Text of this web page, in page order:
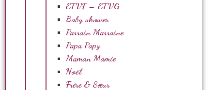
ETVF – ETVG
Baby shower
Parrain Marraine
Papa Papy
Maman Mamie
Noël
Frère & Sœur